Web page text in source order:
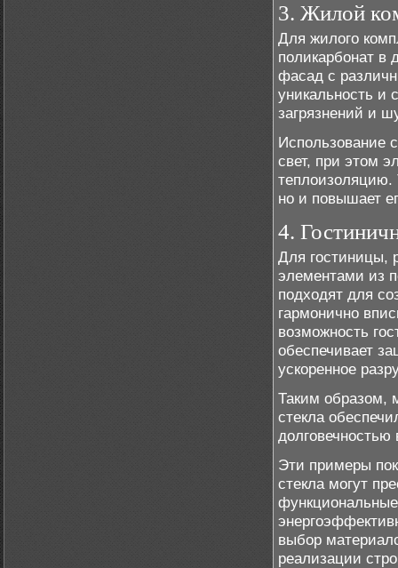
3. Жилой
Для жилого
поликарбонат в
фасад с
уникальность и
загрязнений и
Использование
свет, при этом
теплоизоляцию.
но и повышает
4.
Для гостиницы,
элементами из
подходят для
гармонично
возможность
обеспечивает
ускоренное
Таким образом,
стекла
Эти примеры
стекла могут
выбор
реализации